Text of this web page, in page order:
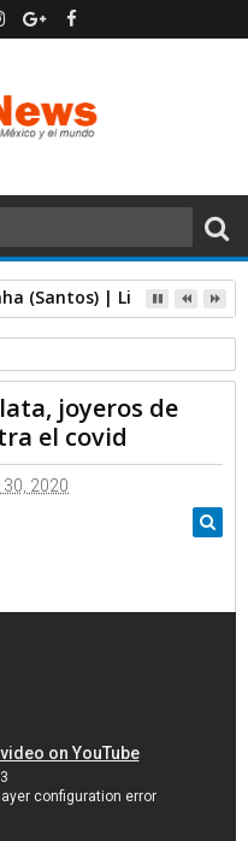
(Santos) | Liga BBVA MX
'luchan' contra el covid
joyeros de
el covid
2020